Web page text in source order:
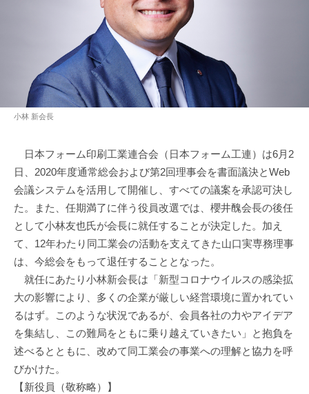
小林 新会長
日本フォーム印刷工業連合会（日本フォーム工連）は6月2
日、2020年度通常総会および第2回理事会を書面議決とWeb
会議システムを活用して開催し、すべての議案を承認可決し
た。また、任期満了に伴う役員改選では、櫻井醜会長の後任
として小林友也氏が会長に就任することが決定した。加え
て、12年わたり同工業会の活動を支えてきた山口実専務理事
は、今総会をもって退任することとなった。
就任にあたり小林新会長は「新型コロナウイルスの感染拡
大の影響により、多くの企業が厳しい経営環境に置かれてい
るはず。このような状況であるが、会員各社の力やアイデア
を集結し、この難局をともに乗り越えていきたい」と抱負を
述べるとともに、改めて同工業会の事業への理解と協力を呼
びかけた。
【新役員（敬称略）】